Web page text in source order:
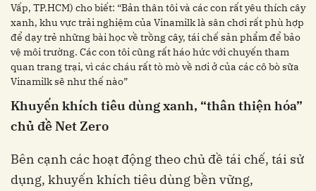
Vấp, TP.HCM) cho biết: “Bản thân tôi và các con rất yêu thích cây
xanh, khu vực trải nghiệm của Vinamilk là sân chơi rất phù hợp
để dạy trẻ những bài học về trồng cây, tái chế sản phẩm để bảo
vệ môi trường. Các con tôi cũng rất háo hức với chuyến tham
quan trang trại, vì các cháu rất tò mò về nơi ở của các cô bò sữa
Vinamilk sẽ như thế nào”
Khuyến khích tiêu dùng xanh, “thân thiện hóa”
chủ đề Net Zero
Bên cạnh các hoạt động theo chủ đề tái chế, tái sử
dụng, khuyến khích tiêu dùng bền vững,